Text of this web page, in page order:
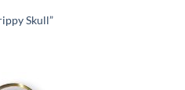
Skull”